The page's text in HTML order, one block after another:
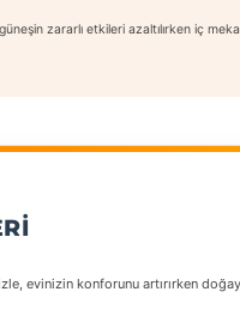
zararlı etkileri azaltılırken iç
evinizin konforunu artırırken